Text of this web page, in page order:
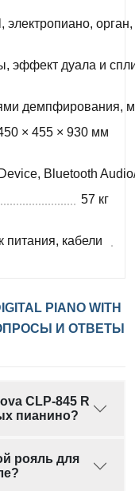
эффект дуала и
демпфирования,
× 455 × 930 мм
Bluetooth
57 кг
питания, кабели
PIANO WITH
И ОТВЕТЫ
CLP-845 R
пианино?
рояль для